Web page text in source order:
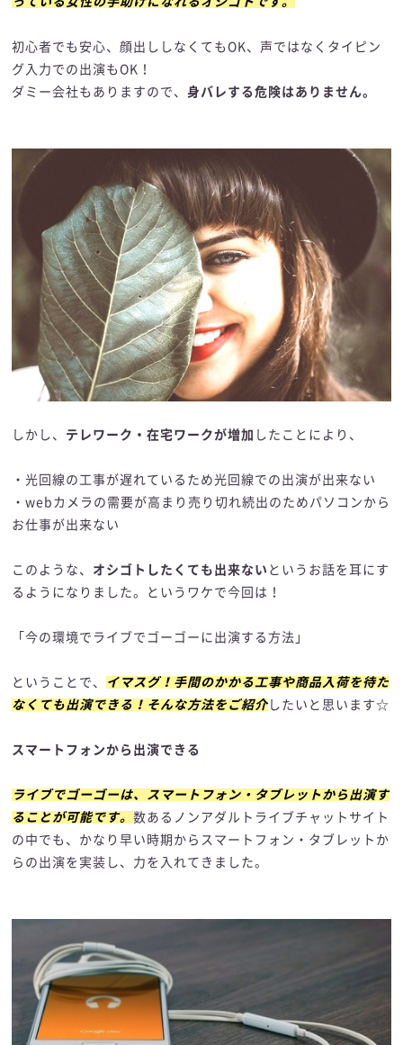
初心者でも安心、顔出ししなくてもOK、声ではなくタイピン
グ入力での出演もOK！
ダミー会社もありますので、身バレする危険はありません。
しかし、 テレワーク・在宅ワークが増加 したことにより、
・光回線の工事が遅れているため光回線での出演が出来ない
・webカメラの需要が高まり売り切れ続出のためパソコンから
お仕事が出来ない
このような、 オシゴトしたくても出来ない というお話を耳にす
るようになりました。というワケで今回は！
「今の環境でライブでゴーゴーに出演する方法」
ということで、
イマスグ！手間のかかる工事や商品入荷を待た
なくても出演できる！そんな方法をご紹介したいと思います☆
スマートフォンから出演できる
ライブでゴーゴーは、スマートフォン・タブレットから出演す
ることが可能です。数あるノンアダルトライブチャットサイト
の中でも、かなり早い時期からスマートフォン・タブレットか
らの出演を実装し、力を入れてきました。